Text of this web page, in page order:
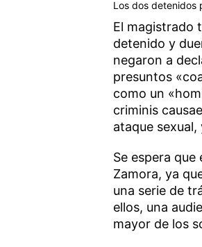
Los dos detenidos
El magistrado
detenido y
negaron a
presuntos
como un
criminis
ataque
Se espera que
Zamora, ya
una serie de
ellos, una
mayor de los